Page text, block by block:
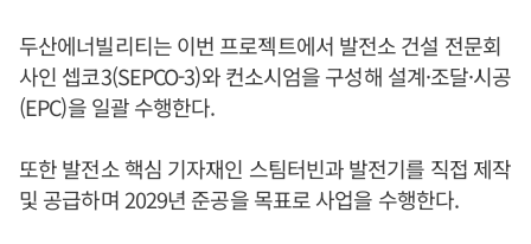
두산에너빌리티는 이번 프로젝트에서 발전소 건설 전문회
사인 셉코3(SEPCO-3)와 컨소시엄을 구성해 설계·조달·시공
(EPC)을 일괄 수행한다.
또한 발전소 핵심 기자재인 스팀터빈과 발전기를 직접 제작
및 공급하며 2029년 준공을 목표로 사업을 수행한다.